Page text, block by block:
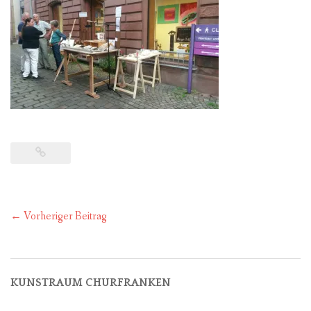
FÜR MITGLIEDER
PARTNER
IMPRESSUM
Post
← Vorheriger Beitrag
KUNSTRAUM CHURFRANKEN